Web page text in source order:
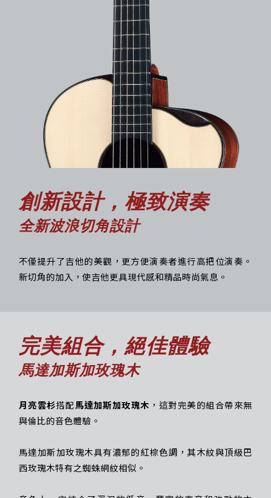
創新設計，極致演奏
全新波浪切角設計
不僅提升了吉他的美觀，更方便演奏者進行高把位演奏。
新切角的加入，使吉他更具現代感和精品時尚氣息。
完美組合，絕佳體驗
馬達加斯加玫瑰木
月亮雲杉搭配馬達加斯加玫瑰木 ，這對完美的組合帶來無
與倫比的音色體驗。
馬達加斯加玫瑰木具有濃郁的紅棕色調，其木紋與頂級巴
西玫瑰木特有之蜘蛛網紋相似。